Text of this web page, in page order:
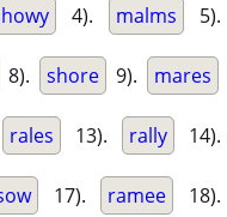
4). malms 5).
8). shore 9). mares
rales 13). rally 14).
17). ramee 18).